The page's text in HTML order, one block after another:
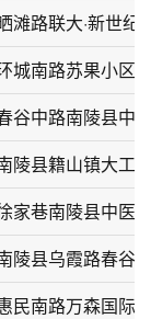
滩路联大·新世纪
城南路苏果小区
陵县籍山镇大工
陵县乌霞路春谷
民南路万森国际